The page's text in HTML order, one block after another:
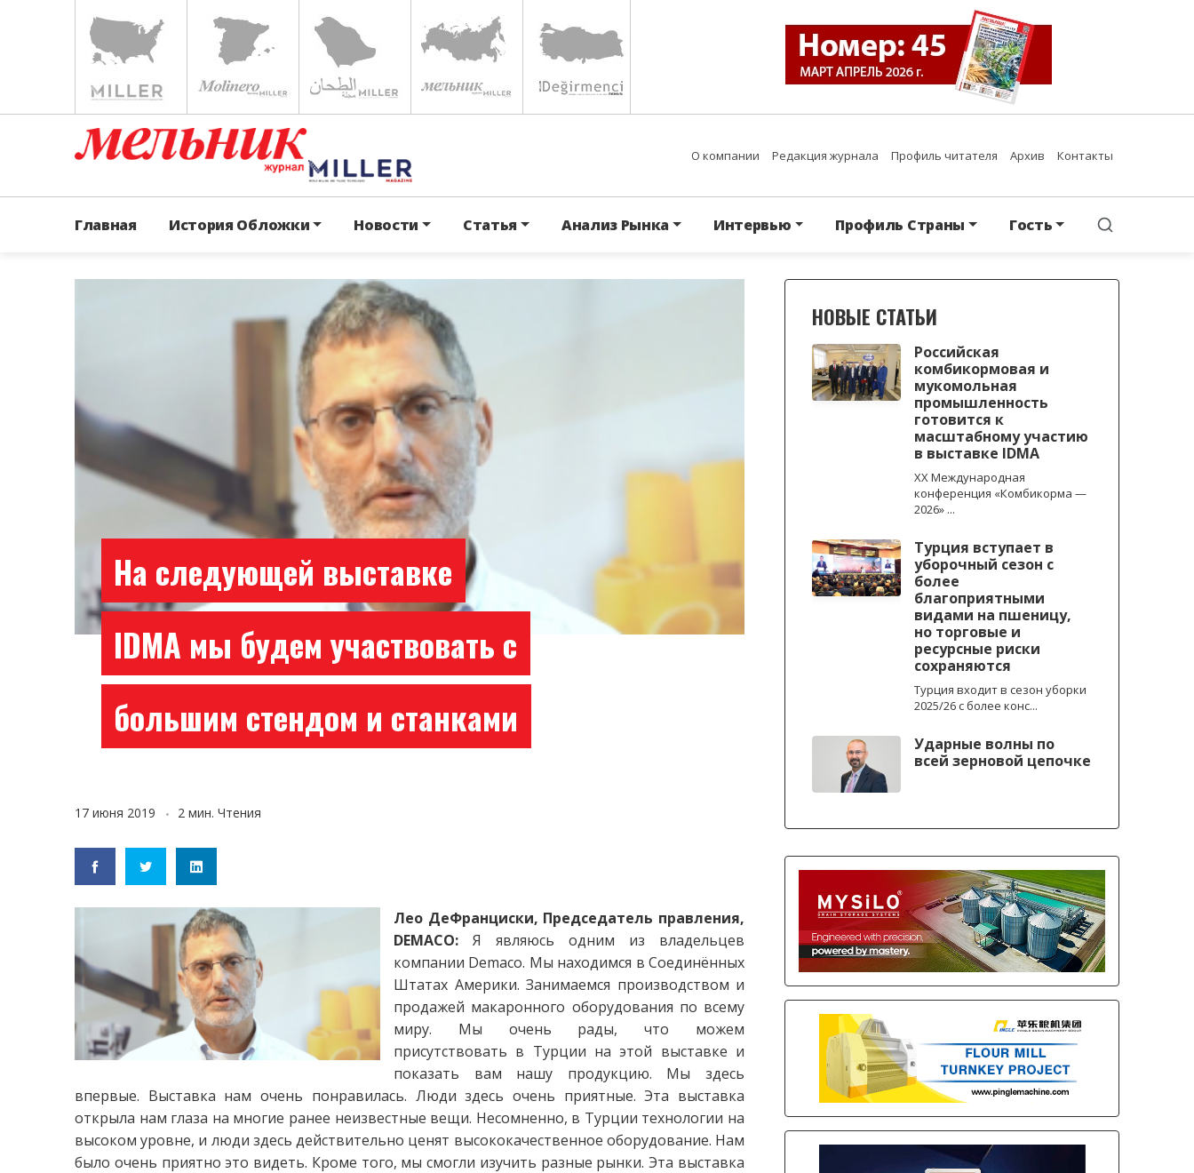
О компании Редакция журнала Профиль читателя Архив Контакты
Главная История Обложки Новости Статья Анализ Рынка Интервью Профиль Страны Гость
На следующей выставке
IDMA мы будем участвовать с
большим стендом и станками
17 июня 2019 2 мин. Чтения
Лео ДеФранциски, Председатель правления,
DEMACO: Я являюсь одним из владельцев
компании Demaco. Мы находимся в Соединённых
Штатах Америки. Занимаемся производством и
продажей макаронного оборудования по всему
миру. Мы очень рады, что можем
присутствовать в Турции на этой выставке и
показать вам нашу продукцию. Мы здесь
впервые. Выставка нам очень понравилась. Люди здесь очень приятные. Эта выставка
открыла нам глаза на многие ранее неизвестные вещи. Несомненно, в Турции технологии на
высоком уровне, и люди здесь действительно ценят высококачественное оборудование. Нам
было очень приятно это видеть. Кроме того, мы смогли изучить разные рынки. Эта выставка
НОВЫЕ СТАТЬИ
Российская
комбикормовая и
мукомольная
промышленность
готовится к
масштабному участию
в выставке IDMA
XX Международная
конференция «Комбикорма —
2026» ...
Турция вступает в
уборочный сезон с
более
благоприятными
видами на пшеницу,
но торговые и
ресурсные риски
сохраняются
Турция входит в сезон уборки
2025/26 с более конс...
Ударные волны по
всей зерновой цепочке